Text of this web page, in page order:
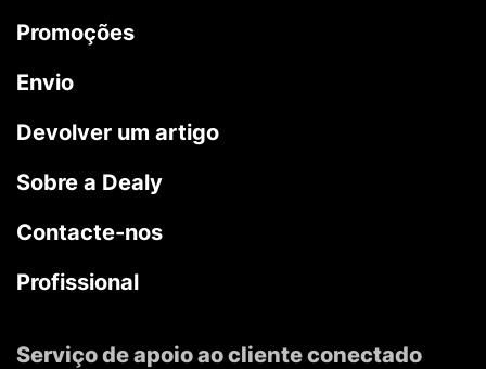
Promoções
Envio
Devolver um artigo
Sobre a Dealy
Contacte-nos
Profissional
Serviço de apoio ao cliente conectado